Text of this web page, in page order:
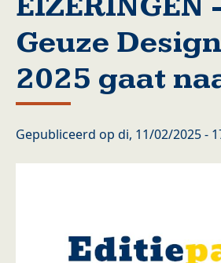
Geuze
2025 gaat
Gepubliceerd op di, 11/02/2025 -